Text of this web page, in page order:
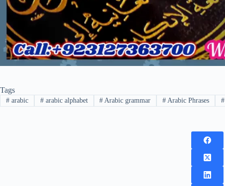
Tags
#arabic #arabic alphabet # Arabic grammar # Arabic Phrases #